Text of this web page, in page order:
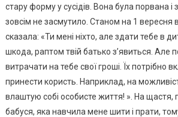
стару форму у сусідів. Вона була порвана і
зовсім не засмутило. Станом на 1 вересня
сказала: «Ти мені ніхто, але здати тебе в
шкода, раптом твій батько з’явиться. Але
витрачати на тебе свої гроші. Їх потрібно
принести користь. Наприклад, на
влаштую собі особисте життя! ». На щастя,
бабуся, яка навчила мене шити і прати,